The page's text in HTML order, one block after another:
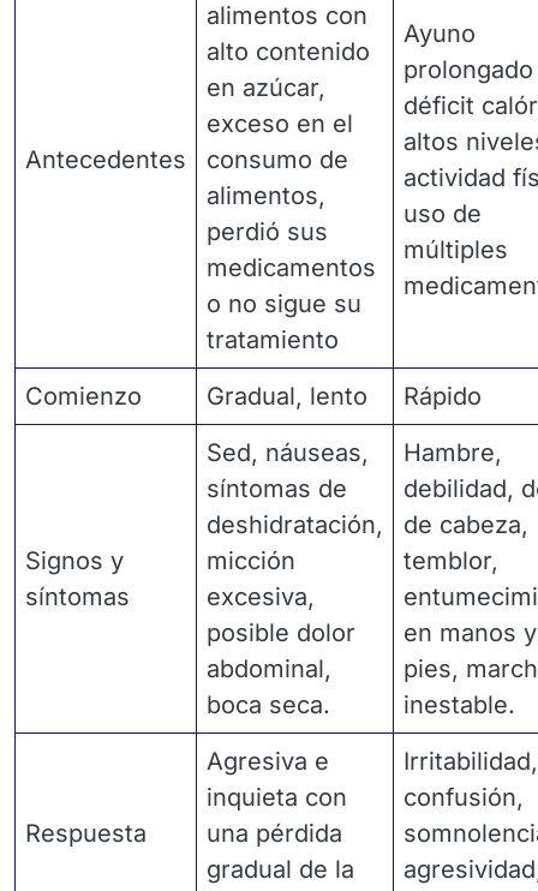
Antecedentes
alimentos con
alto contenido
en azúcar,
exceso en el
consumo de
alimentos,
perdió sus
medicamentos
o no sigue su
tratamiento
Ayuno
déficit
altos
actividad
uso de
múltiples
Comienzo Gradual, lento Rápido
Signos y
síntomas
Sed, náuseas,
síntomas de
deshidratación,
micción
excesiva,
posible dolor
abdominal,
boca seca.
Hambre,
debilidad,
de cabeza,
temblor,
en manos y
pies,
inestable.
Respuesta
Agresiva e
inquieta con
una pérdida
gradual de la
Irritabilidad,
confusión,